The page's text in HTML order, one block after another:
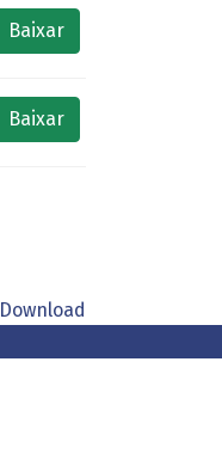
Baixar
Baixar